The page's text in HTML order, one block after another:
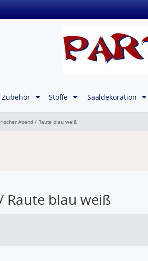
Zubehör Stoffe Saaldekoration
Abend / Raute blau weiß
Raute blau weiß